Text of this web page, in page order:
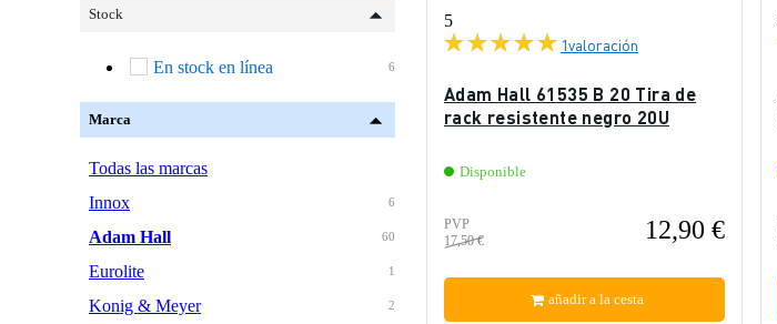
Stock
6
En stock en línea
Marca
Todas las marcas
6
Innox
60
Adam Hall
1
Eurolite
2
Konig & Meyer
5
1valoración
Adam Hall 61535 B 20 Tira de
rack resistente negro 20U
Disponible
PVP
17,50 €
12,90 €
añadir a la cesta